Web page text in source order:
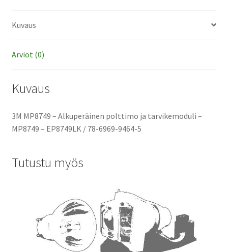
Kuvaus
Arviot (0)
Kuvaus
3M MP8749 – Alkuperäinen polttimo ja tarvikemoduli –
MP8749 – EP8749LK / 78-6969-9464-5
Tutustu myös